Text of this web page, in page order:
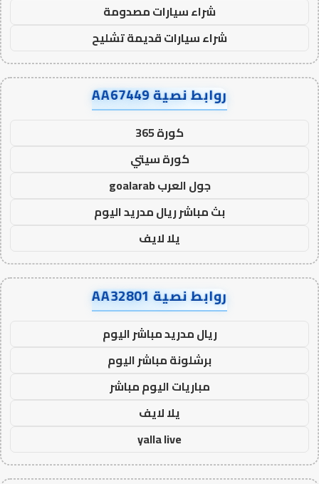
شراء سيارات مصدومة
شراء سيارات قديمة تشليح
روابط نصية AA67449
كورة 365
كورة سيتي
جول العرب goalarab
بث مباشر ريال مدريد اليوم
يلا لايف
روابط نصية AA32801
ريال مدريد مباشر اليوم
برشلونة مباشر اليوم
مباريات اليوم مباشر
يلا لايف
yalla live